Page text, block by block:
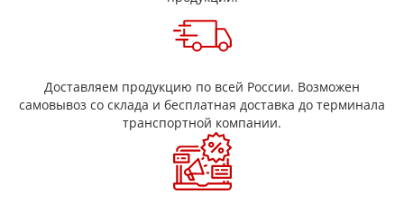
- при номинальной толщине пленки до 50 мкм включительно
- при номинальной толщине пленки от 50 до 76 мкм
Относительное удлинение при разрыве, %, не менее:
при номинальной толщине пленки от 50
Доставляем продукцию по всей России. Возможен
самовывоз со склада и бесплатная доставка до терминала
транспортной компании.